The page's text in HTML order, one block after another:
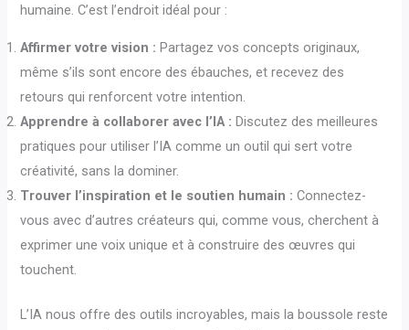
humaine. C’est l’endroit idéal pour :
Affirmer votre vision : Partagez vos concepts originaux,
même s’ils sont encore des ébauches, et recevez des
retours qui renforcent votre intention.
Apprendre à collaborer avec l’IA : Discutez des meilleures
pratiques pour utiliser l’IA comme un outil qui sert votre
créativité, sans la dominer.
Trouver l’inspiration et le soutien humain : Connectez-
vous avec d’autres créateurs qui, comme vous, cherchent à
exprimer une voix unique et à construire des œuvres qui
touchent.
L’IA nous offre des outils incroyables, mais la boussole reste